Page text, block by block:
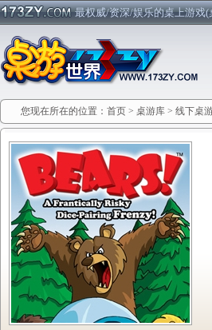
最权威/资深/娱乐的桌上游戏(
您现在所在的位置： 首页 > 桌游库 > 线下桌